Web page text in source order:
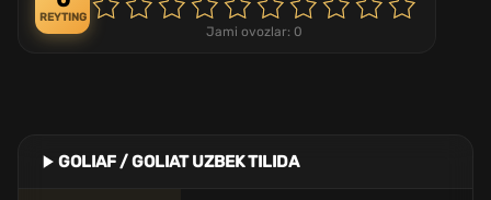
REYTING
Jami ovozlar: 0
GOLIAF / GOLIAT UZBEK TILIDA